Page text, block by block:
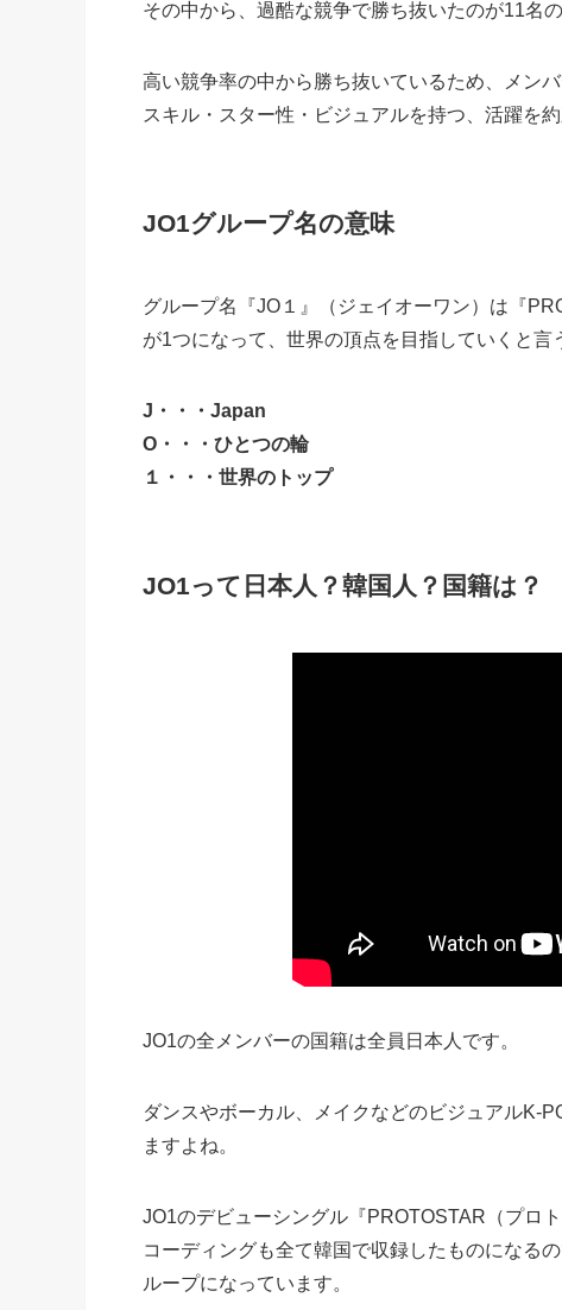
その中から、過酷な競争で勝ち抜いたのが11名
高い競争率の中から勝ち抜いているため、
メン
スキル・スター性・ビジュアルを持つ 、活躍を
JO1グループ名の意味
グループ名『JO１』（ジェイオーワン）は『
が1つになって、世界の頂点を目指していくと言
J・・・Japan
O・・・ひとつの輪
１・・・世界のトップ
JO1って日本人？韓国人？国籍は？
JO1の全メンバーの国籍は全員日本人です。
ダンスやボーカル、メイクなどのビジュアルK-
ますよね。
JO1のデビューシングル『PROTOSTAR（プロ
コーディングも全て韓国で収録したものになる
ループになっています。